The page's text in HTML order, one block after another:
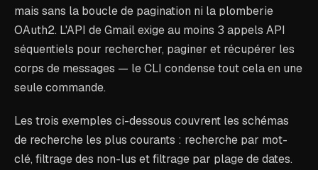
mais sans la boucle de pagination ni la plomberie
OAuth2. L'API de Gmail exige au moins 3 appels API
séquentiels pour rechercher, paginer et récupérer les
corps de messages — le CLI condense tout cela en une
seule commande.
Les trois exemples ci-dessous couvrent les schémas
de recherche les plus courants : recherche par mot-
clé, filtrage des non-lus et filtrage par plage de dates.